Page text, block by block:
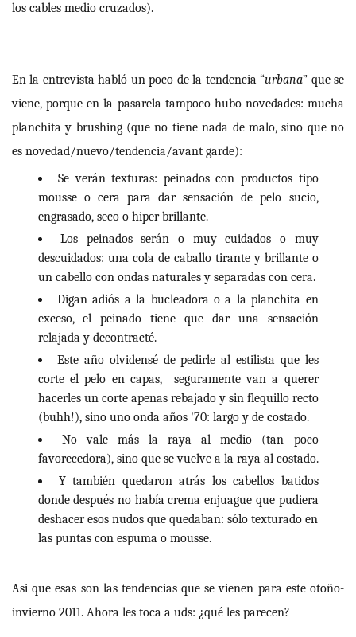
los cables medio cruzados).
En la entrevista habló un poco de la tendencia “urbana” que se
viene, porque en la pasarela tampoco hubo novedades: mucha
planchita y brushing (que no tiene nada de malo, sino que no
es novedad/nuevo/tendencia/avant garde):
Se verán texturas: peinados con productos tipo
mousse o cera para dar sensación de pelo sucio,
engrasado, seco o hiper brillante.
Los peinados serán o muy cuidados o muy
descuidados: una cola de caballo tirante y brillante o
un cabello con ondas naturales y separadas con cera.
Digan adiós a la bucleadora o a la planchita en
exceso, el peinado tiene que dar una sensación
relajada y decontracté.
Este año olvidensé de pedirle al estilista que les
corte el pelo en capas, seguramente van a querer
hacerles un corte apenas rebajado y sin flequillo recto
(buhh!), sino uno onda años '70: largo y de costado.
No vale más la raya al medio (tan poco
favorecedora), sino que se vuelve a la raya al costado.
Y también quedaron atrás los cabellos batidos
donde después no había crema enjuague que pudiera
deshacer esos nudos que quedaban: sólo texturado en
las puntas con espuma o mousse.
Asi que esas son las tendencias que se vienen para este otoño-
invierno 2011. Ahora les toca a uds: ¿qué les parecen?